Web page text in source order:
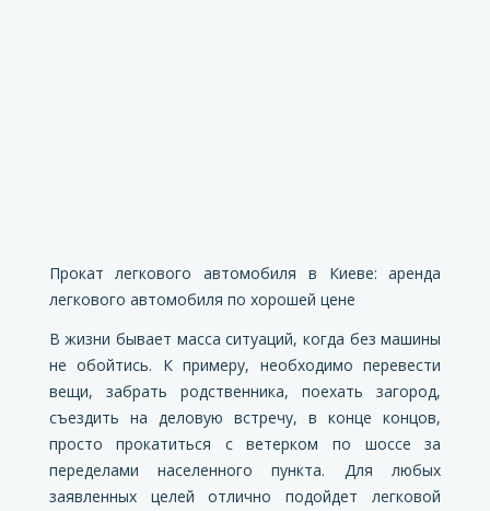
Прокат легкового автомобиля в Киеве: аренда
легкового автомобиля по хорошей цене
В жизни бывает масса ситуаций, когда без машины
не обойтись. К примеру, необходимо перевести
вещи, забрать родственника, поехать загород,
съездить на деловую встречу, в конце концов,
просто прокатиться с ветерком по шоссе за
переделами населенного пункта. Для любых
заявленных целей отлично подойдет легковой